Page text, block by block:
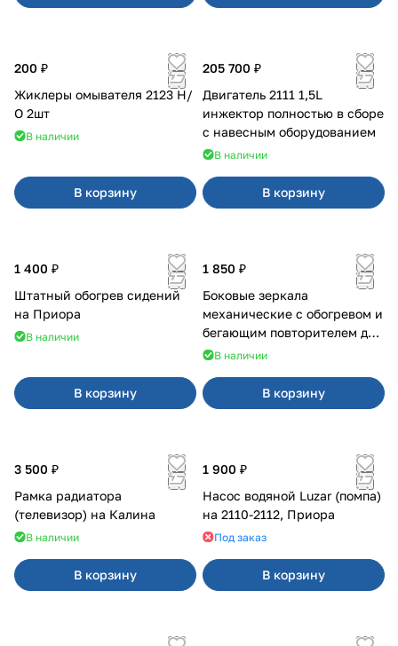
200 ₽
Жиклеры омывателя 2123 Н/
О 2шт
В наличии
В корзину
205 700 ₽
Двигатель 2111 1,5L
инжектор полностью в сборе
с навесным оборудованием
В наличии
В корзину
1 400 ₽
Штатный обогрев сидений
на Приора
В наличии
В корзину
1 850 ₽
Боковые зеркала
механические с обогревом и
бегающим повторителем для
4х4В наличии
В корзину
3 500 ₽
Рамка радиатора
(телевизор) на Калина
В наличии
В корзину
1 900 ₽
Насос водяной Luzar (помпа)
на 2110-2112, Приора
Под заказ
В корзину